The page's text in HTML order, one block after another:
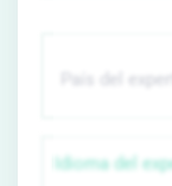
Idioma del